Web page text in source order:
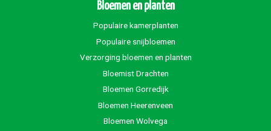
Bloemen en planten
Populaire kamerplanten
Populaire snijbloemen
Verzorging bloemen en planten
Bloemist Drachten
Bloemen Gorredijk
Bloemen Heerenveen
Bloemen Wolvega